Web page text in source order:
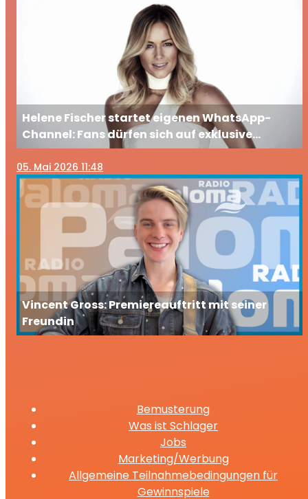
Helene Fischer startet eigenen WhatsApp-
Channel: Fans dürfen sich auf exklusive
Einblicke freuen
05. Mai 2026 11:48
Vincent Gross: Premiereauftritt mit seiner
Freundin
Bemusterung
Was ist Schlager
Jobs
Marketing/Werbung
Allgemeine Teilnahmebedingungen für
Gewinnspiele